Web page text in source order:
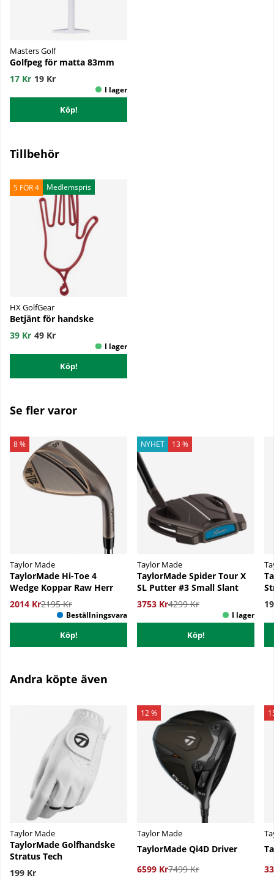
Masters Golf
Golfpeg för matta 83mm
17 Kr 19 Kr
Köp!
Tillbehör
5 FÖR 4 Medlemspris
HX GolfGear
Betjänt för handske
39 Kr 49 Kr
Köp!
Se fler varor
8 %
Taylor Made
TaylorMade Hi-Toe 4
Wedge Koppar Raw Herr
2014 Kr2195 Kr
Köp!
NYHET 13 %
Taylor Made
TaylorMade Spider Tour X
SL Putter #3 Small Slant
3753 Kr4299 Kr
Köp!
Andra köpte även
Taylor Made
TaylorMade Golfhandske
Stratus Tech
199 Kr
12 %
Taylor Made
TaylorMade Qi4D Driver
6599 Kr7499 Kr